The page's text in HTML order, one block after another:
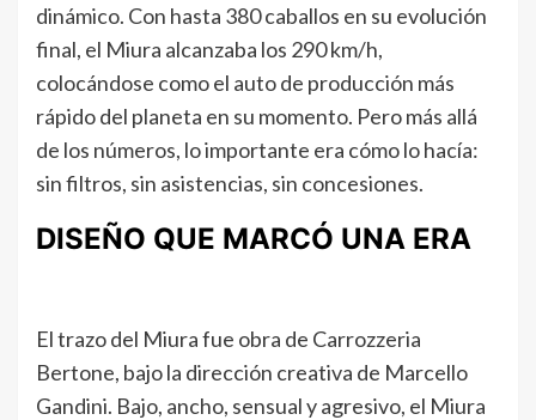
dinámico. Con hasta 380 caballos en su evolución
final, el Miura alcanzaba los 290 km/h,
colocándose como el auto de producción más
rápido del planeta en su momento. Pero más allá
de los números, lo importante era cómo lo hacía:
sin filtros, sin asistencias, sin concesiones.
DISEÑO QUE MARCÓ UNA ERA
El trazo del Miura fue obra de Carrozzeria
Bertone, bajo la dirección creativa de Marcello
Gandini. Bajo, ancho, sensual y agresivo, el Miura